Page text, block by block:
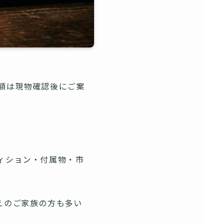
は現物確認後にご案
ション・付属物・市
のご家族の方も多い